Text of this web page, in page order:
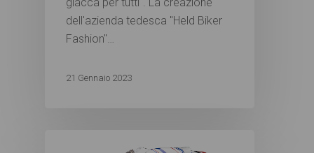
dell'azienda tedesca "Held Biker
Fashion"…
21 Gennaio 2023